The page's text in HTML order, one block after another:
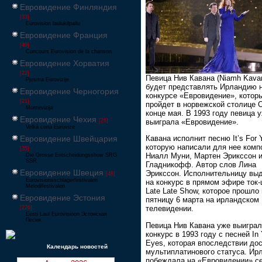
Евровидение Финляндия
[33]
Eurovision laulukilpailu
Евровидение Франция
[49]
Concours Eurovision de la chanson
Евровидение Хорватия
[22]
Pjesma Eurovizije
Евровидение Черногория
[21]
Montevizija
Евровидение Чехия [26]
Velká cena Eurovize
Евровидение Швейцария
[35]
Die Grosse Entscheidungsshow SRG
SSR
Евровидение Швеция [48]
Eurovisionsschlagerfestivalen
Melodifestivalen
Евровидение Эстония
[226]
Eesti Laul Eurovisioon Эстонская
Песня
Календарь новостей
Певица Нив Кавана (Niamh
будет представлять Ирландию
конкурсе «Евровидение»,
пройдет в норвежской столице
конце мая. В 1993 году певица
выиграла «Евровидение».
Кавана исполнит песню It’s For
которую написали для нее
Ниалл Муни, Мартен Эрикссон
Гладникофф. Автор слов Лина
Эрикссон. Исполнительницу
на конкурс в прямом эфире
Late Late Show, которое прошло
пятницу 6 марта на ирландском
телевидении.
Певица Нив Кавана уже
конкурс в 1993 году с песней In
Eyes, которая впоследствии
мультиплатинового статуса.